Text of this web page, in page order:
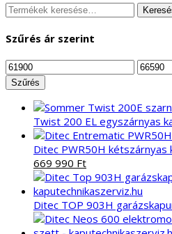
Keresés
a
következőre:
Szűrés ár szerint
Min
ár
Max
ár
Szűrés
Twist 200 EL egyszárnyas
Ditec PWR50H
Original
price
was:
685
285 Ft.
669 990 FtCurrent
price
is:
669
990 Ft.
Ditec TOP 903H